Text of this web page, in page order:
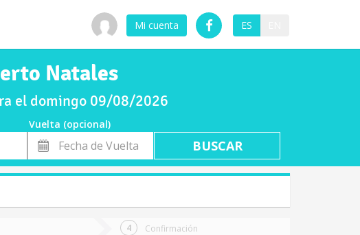
Mi cuenta ES
Natales
el domingo 09/08/2026
Vuelta (opcional)
Fecha
de
Vuelta
Confirmación